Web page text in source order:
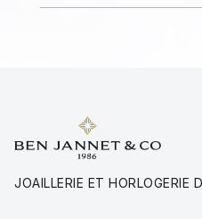
JOAILLERIE ET HORLOGERIE